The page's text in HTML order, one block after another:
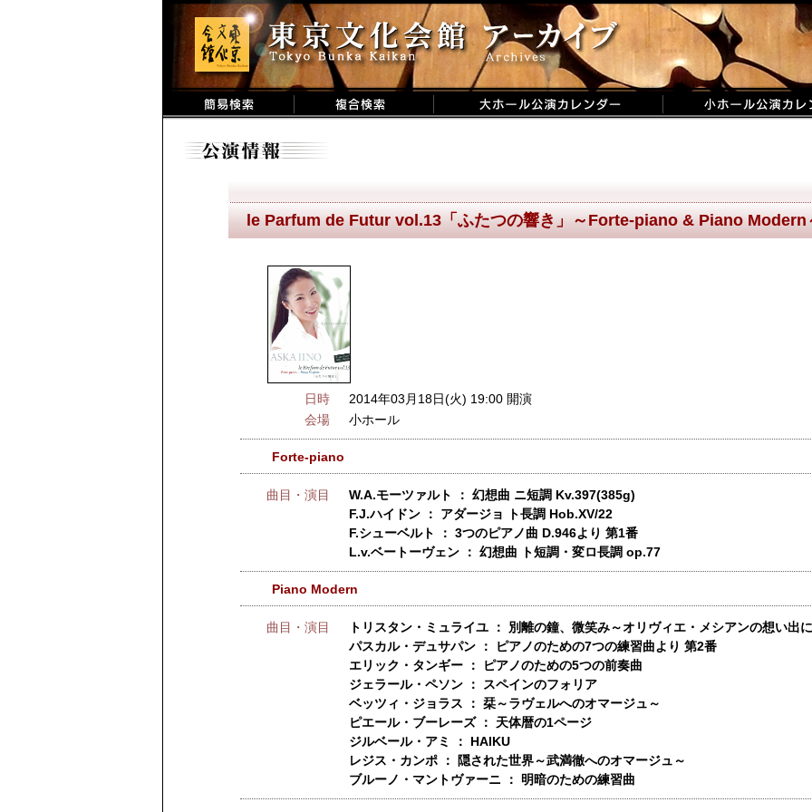
le Parfum de Futur vol.13「ふたつの響き」～Forte-piano & Piano Modern
日時
2014年03月18日(火) 19:00 開演
会場
小ホール
Forte-piano
曲目・演目
W.A.モーツァルト ： 幻想曲 ニ短調 Kv.397(385g)
F.J.ハイドン ： アダージョ ト長調 Hob.XV/22
F.シューベルト ： 3つのピアノ曲 D.946より 第1番
L.v.ベートーヴェン ： 幻想曲 ト短調・変ロ長調 op.77
Piano Modern
曲目・演目
トリスタン・ミュライユ ： 別離の鐘、微笑み～オリヴィエ・メシアンの想い出
パスカル・デュサパン ： ピアノのための7つの練習曲より 第2番
エリック・タンギー ： ピアノのための5つの前奏曲
ジェラール・ペソン ： スペインのフォリア
ベッツィ・ジョラス ： 栞～ラヴェルへのオマージュ～
ピエール・ブーレーズ ： 天体暦の1ページ
ジルベール・アミ ： HAIKU
レジス・カンポ ： 隠された世界～武満徹へのオマージュ～
ブルーノ・マントヴァーニ ： 明暗のための練習曲